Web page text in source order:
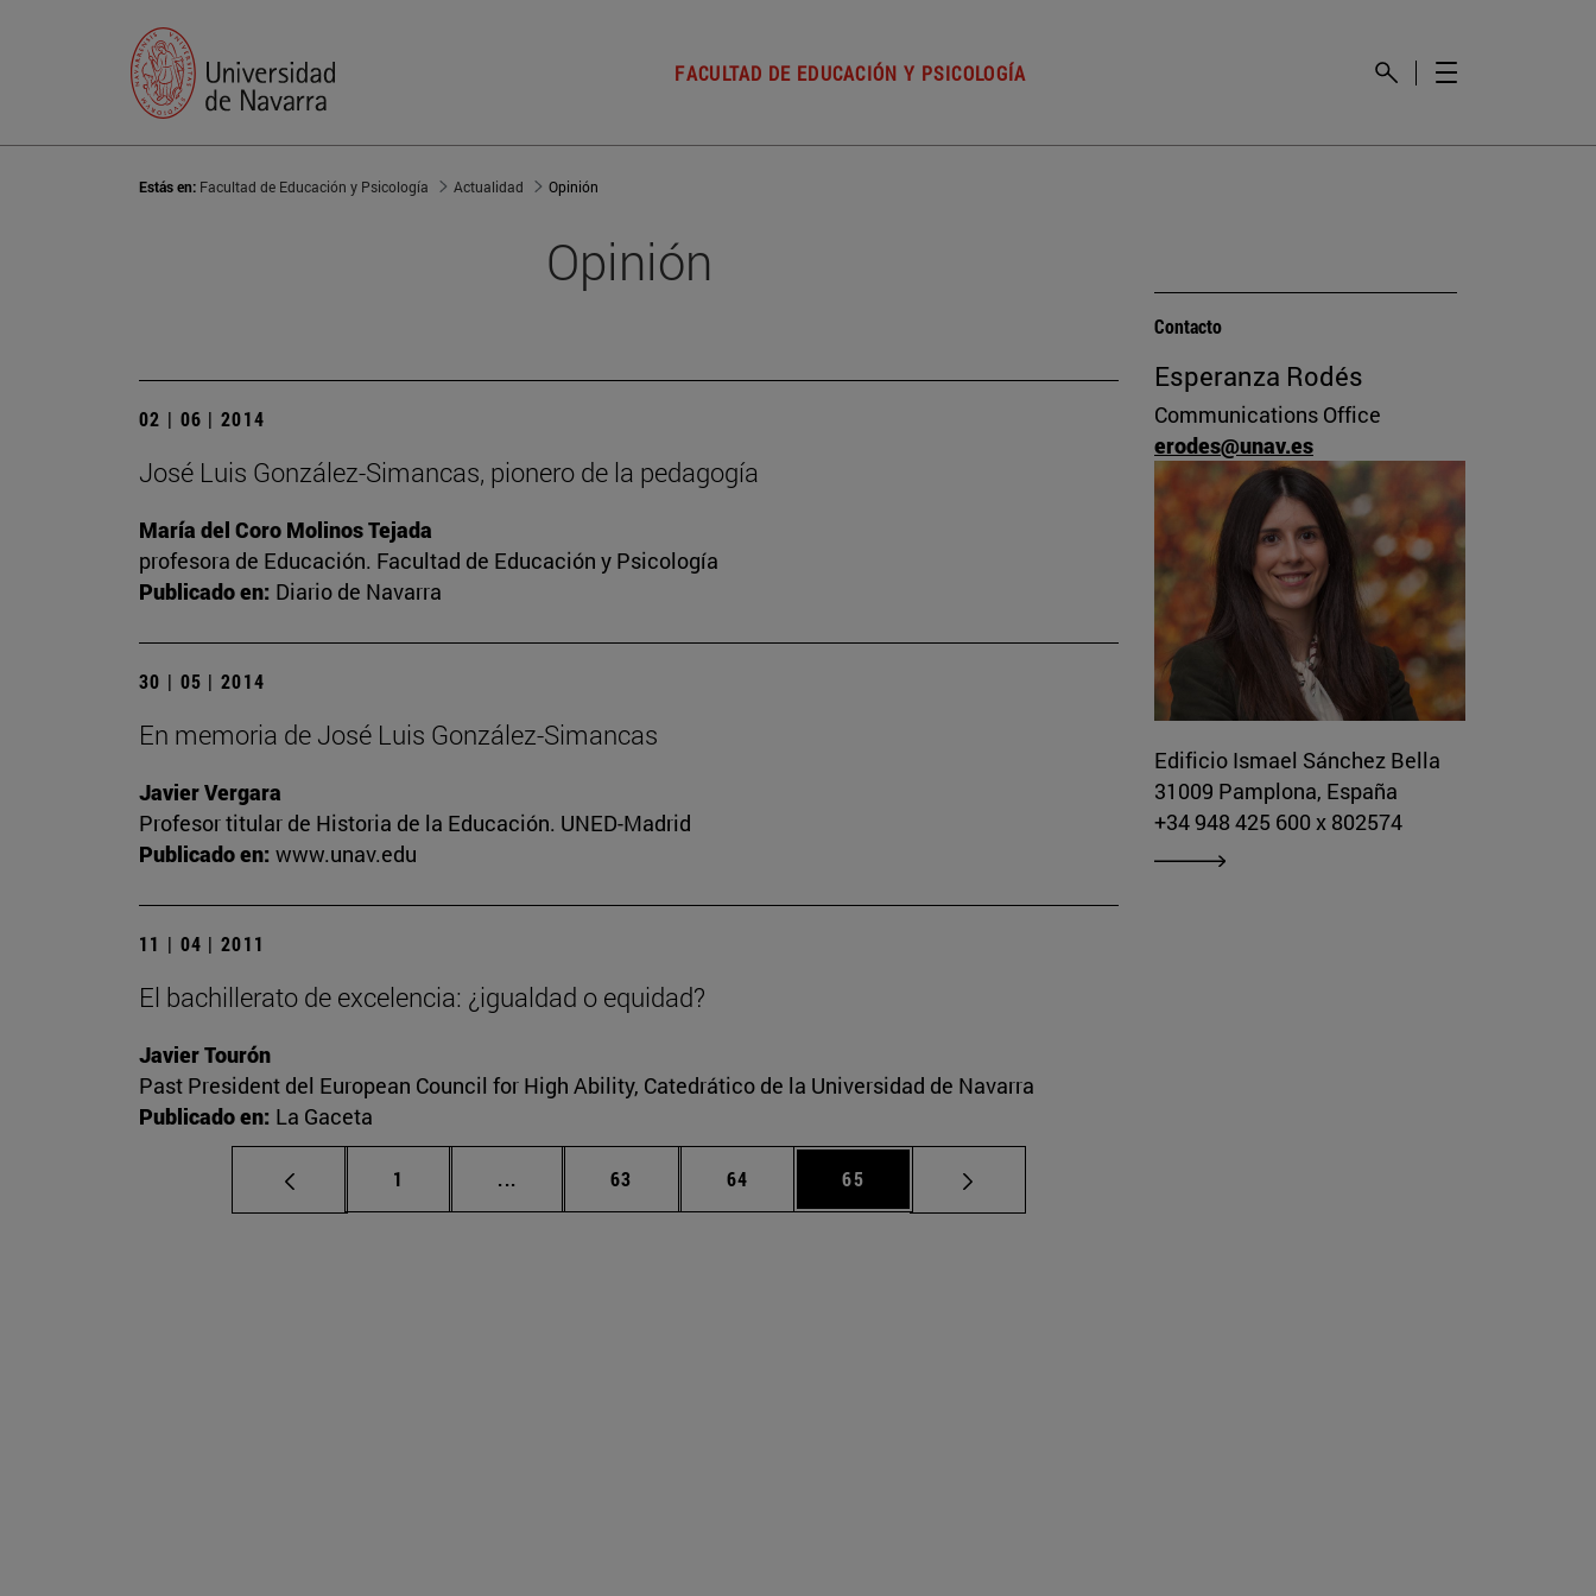
FACULTAD DE EDUCACIÓN Y PSICOLOGÍA
Estás en: Facultad de Educación y Psicología Actualidad Opinión
Opinión
02 | 06 | 2014
José Luis González-Simancas, pionero de la pedagogía
María del Coro Molinos Tejada
profesora de Educación. Facultad de Educación y Psicología
Publicado en: Diario de Navarra
30 | 05 | 2014
En memoria de José Luis González-Simancas
Javier Vergara
Profesor titular de Historia de la Educación. UNED-Madrid
Publicado en: www.unav.edu
11 | 04 | 2011
El bachillerato de excelencia: ¿igualdad o equidad?
Javier Tourón
Past President del European Council for High Ability, Catedrático de la Universidad de Navarra
Publicado en: La Gaceta
Página
1 ... Páginas intermedias Use TAB para desplazarse.
Página
63 Página
64 Página
65
Contacto
Esperanza Rodés
Communications Office
erodes@unav.es
Edificio Ismael Sánchez Bella
31009 Pamplona, España
+34 948 425 600 x 802574